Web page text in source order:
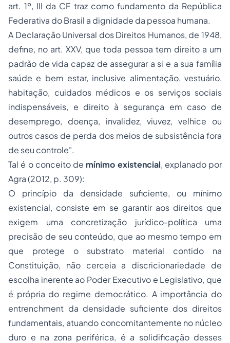
art. 1º, III da CF traz como fundamento da República
Federativa do Brasil a dignidade da pessoa humana.
A Declaração Universal dosDireitos Humanos, de 1948,
define, no art. XXV, que toda pessoa tem direito a um
padrão de vida capaz de assegurar a si e a sua família
saúde e bem estar, inclusive alimentação, vestuário,
habitação, cuidados médicos e os serviços sociais
indispensáveis, e direito à segurança em caso de
desemprego, doença, invalidez, viuvez, velhice ou
outros casos de perda dos meios de subsistência fora
de seu controle".
Tal é o conceito de mínimo existencial, explanado por
Agra (2012, p. 309):
O princípio da densidade suficiente, ou mínimo
existencial, consiste em se garantir aos direitos que
exigem uma concretização jurídico-política uma
precisão de seu conteúdo, que ao mesmo tempo em
que protege o substrato material contido na
Constituição, não cerceia a discricionariedade de
escolha inerente ao Poder Executivo e Legislativo, que
é própria do regime democrático. A importância do
entrenchment da densidade suficiente dos direitos
fundamentais, atuando concomitantemente no núcleo
duro e na zona periférica, é a solidificação desses